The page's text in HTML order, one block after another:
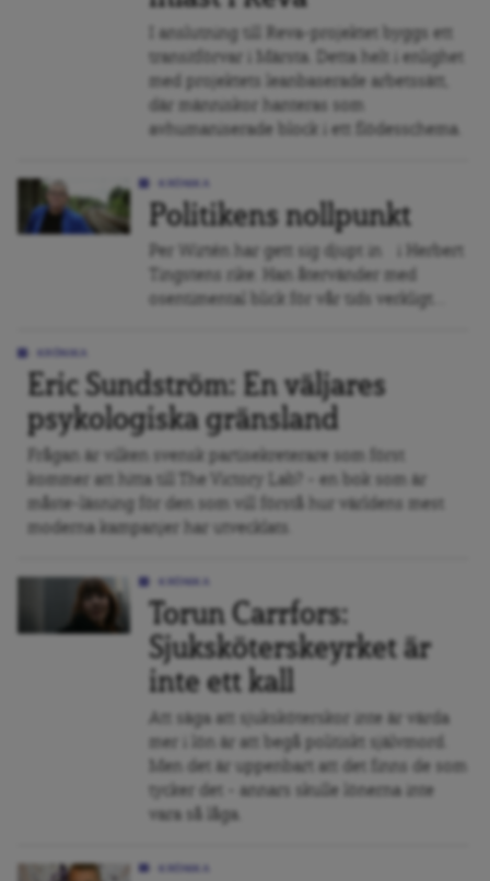
I anslutning till Reva-projektet byggs ett
transitförvar i Märsta. Detta helt i enlighet
med projektets leanbaserade arbetssätt,
där människor hanteras som
avhumaniserade block i ett flödesschema.
Politikens nollpunkt
Per Wirtén har gett sig djupt in i Herbert
Tingstens rike. Han återvänder med
osentimental blick för vår tids verkligt...
Eric Sundström: En väljares
psykologiska gränsland
Frågan är vilken svensk partisekreterare som först
kommer att hitta till The Victory Lab? – en bok som är
måste-läsning för den som vill förstå hur världens mest
moderna kampanjer har utvecklats.
Torun Carrfors:
Sjuksköterskeyrket är
inte ett kall
Att säga att sjuksköterskor inte är värda
mer i lön är att begå politiskt självmord.
Men det är uppenbart att det finns de som
tycker det – annars skulle lönerna inte
vara så låga.